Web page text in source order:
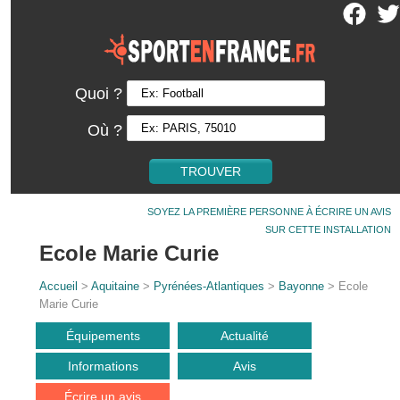
Quoi ?
Où ?
SOYEZ LA PREMIÈRE PERSONNE À ÉCRIRE UN AVIS
SUR CETTE INSTALLATION
Ecole Marie Curie
Accueil >Aquitaine > Pyrénées-Atlantiques > Bayonne > Ecole
Marie Curie
Équipements Actualité
Informations Avis
Écrire un avis